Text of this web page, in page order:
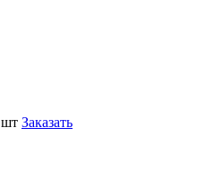
шт Заказать